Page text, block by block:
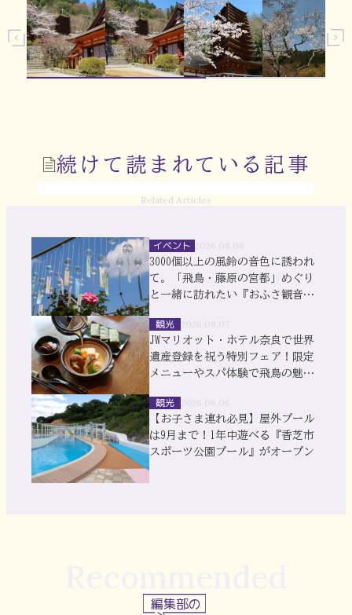
続けて読まれている記事
Related Articles
イベント
3000個以上の風鈴の音色に誘われ
て。「飛鳥・藤原の宮都」めぐり
と一緒に訪れたい『おふさ観音』
観光
JWマリオット・ホテル奈良で世界
遺産登録を祝う特別フェア！限定
メニューやスパ体験で飛鳥の魅力
観光
【お子さま連れ必見】屋外プール
は9月まで！1年中遊べる『香芝市
スポーツ公園プール』がオープン
編集部の